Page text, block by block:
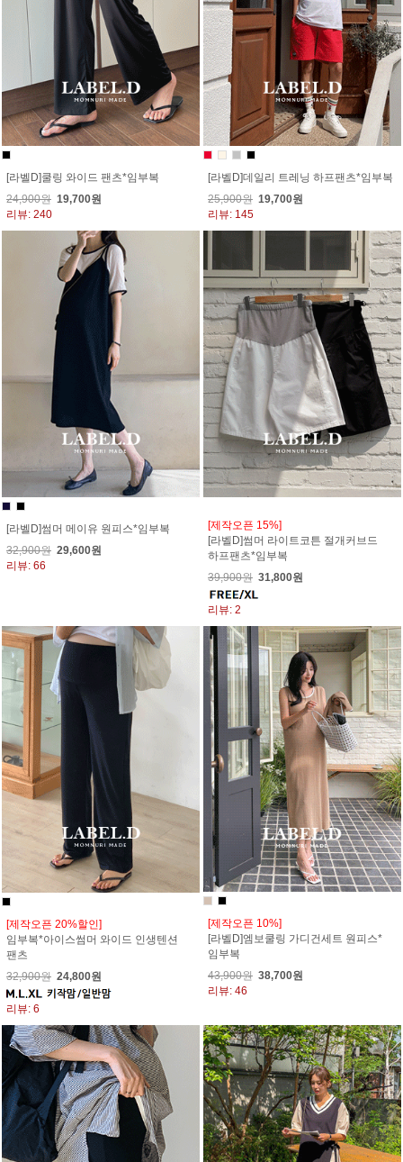
[라벨D]쿨링 와이드 팬츠*임부복
24,900원 19,700원
리뷰: 240
[라벨D]데일리 트레닝 하프팬츠*임부복
25,900원 19,700원
리뷰: 145
[라벨D]썸머 메이유 원피스*임부복
32,900원 29,600원
리뷰: 66
[제작오픈 15%]
[라벨D]썸머 라이트코튼 절개커브드
하프팬츠*임부복
39,900원 31,800원
리뷰: 2
[제작오픈 20%할인]
임부복*아이스썸머 와이드 인생텐션
팬츠
32,900원 24,800원
리뷰: 6
[제작오픈 10%]
[라벨D]엠보쿨링 가디건세트 원피스*
임부복
43,900원 38,700원
리뷰: 46